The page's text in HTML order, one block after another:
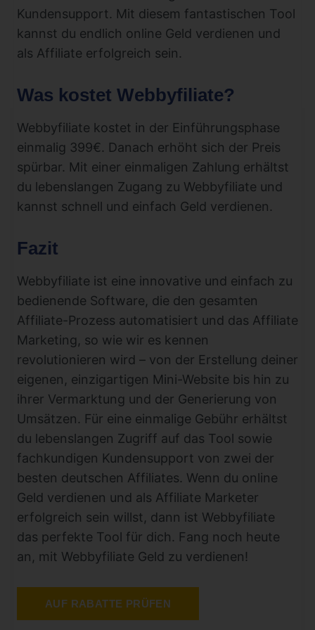
Kundensupport. Mit diesem fantastischen Tool
kannst du endlich online Geld verdienen und
als Affiliate erfolgreich sein.
Was kostet Webbyfiliate?
Webbyfiliate kostet in der Einführungsphase
einmalig 399€. Danach erhöht sich der Preis
spürbar. Mit einer einmaligen Zahlung erhältst
du lebenslangen Zugang zu Webbyfiliate und
kannst schnell und einfach Geld verdienen.
Fazit
Webbyfiliate ist eine innovative und einfach zu
bedienende Software, die den gesamten
Affiliate-Prozess automatisiert und das Affiliate
Marketing, so wie wir es kennen
revolutionieren wird – von der Erstellung deiner
eigenen, einzigartigen Mini-Website bis hin zu
ihrer Vermarktung und der Generierung von
Umsätzen. Für eine einmalige Gebühr erhältst
du lebenslangen Zugriff auf das Tool sowie
fachkundigen Kundensupport von zwei der
besten deutschen Affiliates. Wenn du online
Geld verdienen und als Affiliate Marketer
erfolgreich sein willst, dann ist Webbyfiliate
das perfekte Tool für dich. Fang noch heute
an, mit Webbyfiliate Geld zu verdienen!
AUF RABATTE PRÜFEN